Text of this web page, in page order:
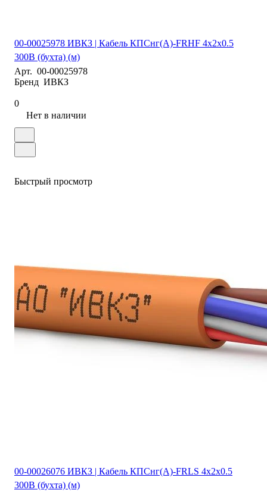
00-00025978 ИВКЗ | Кабель КПСнг(А)-FRHF 4х2х0.5
300В (бухта) (м)
Арт. 00-00025978
Бренд ИВКЗ
0
Нет в наличии
Быстрый просмотр
00-00026076 ИВКЗ | Кабель КПСнг(А)-FRLS 4х2х0.5
300В (бухта) (м)